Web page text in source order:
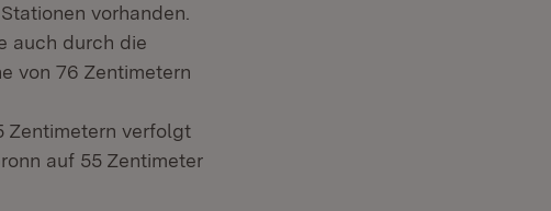
vorhanden.
auch durch die
von 76 Zentimetern
Zentimetern verfolgt
auf 55 Zentimeter